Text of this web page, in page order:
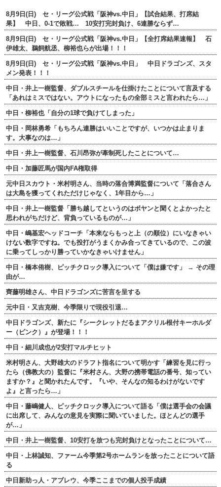
8月9日(日) セ・リーグ公式戦「阪神vs.中日」【試合結果、打席結
果】 中日、0-1で敗戦… 10安打完封負け、6連勝ならず…
8月9日(日) セ・リーグ公式戦「阪神vs.中日」【全打席結果速報】 石
伊雄太、鵜飼航丞、柳裕也らが出場！！！
8月9日(日) セ・リーグ公式戦「阪神vs.中日」 中日ドラゴンズ、スタ
メン発表！！！
中日・井上一樹監督、ダブルスチールを仕掛けたことについて言及する
「あれはミスではない。アウトになったもの全部ミスと言われたら…」
中日・柳裕也「自分の1球で負けてしまった」
中日・岡林勇希「もちろん連勝はいいことですが、いつかは止まりま
す。大事なのは…」
中日・井上一樹監督、石川昂弥が牽制死したことについて…
中日・加藤匠馬が国内FA権取得
元中日スカウト・米村明さん、当時の落合博満監督について「落合さん
は大島を獲ってくれただけじゃなく、1年目から…」
中日・井上一樹監督「勝ち越してというのはボヤンと聞くとよかったと
思われがちだけど、背負っているものが…」
中日・嶋基宏ヘッドコーチ「本来ならもっと上（の順位）にいなきゃい
けない数字ですね。でも投打がうまくかみ合ってきているので、この波
に乗ってしっかり勝っていかなきゃいけません」
中日・橋本侑樹、ピッチクロック導入について「僕は嫌です」 → その理
由が…
齊藤明雄さん、中日ドラゴンズに苦言を呈する
元中日・又吉克樹、今季限りで現役引退…
中日ドラゴンズ、新たに『シークレットだるまアクリル根付キーホルダ
ー（ピンク）』が登場！！！
中日・細川成也が2安打マルチヒット
米村明さん、大野雄大のドラフト指名について明かす「練習を見に行っ
たら（佛教大の）監督に『米村さん、大野の携帯電話の番号、知ってい
ますか？』と聞かれたんです。『いや、そんなの知るわけがないです
よ』と言ったら…」
中日・藤嶋健人、ピッチクロック導入について語る「僕は選手会の会議
に出席して、みんなの意見を実際に聞いていました。ほとんどの選手
が…」
中日・井上一樹監督、10安打を放つも完封負けとなったことについて…
中日・上林誠知、ファーム今季第2号ホームランを放ったことについて語
る
中日新助っ人・アブレウ、今季ここまでの個人投手成績